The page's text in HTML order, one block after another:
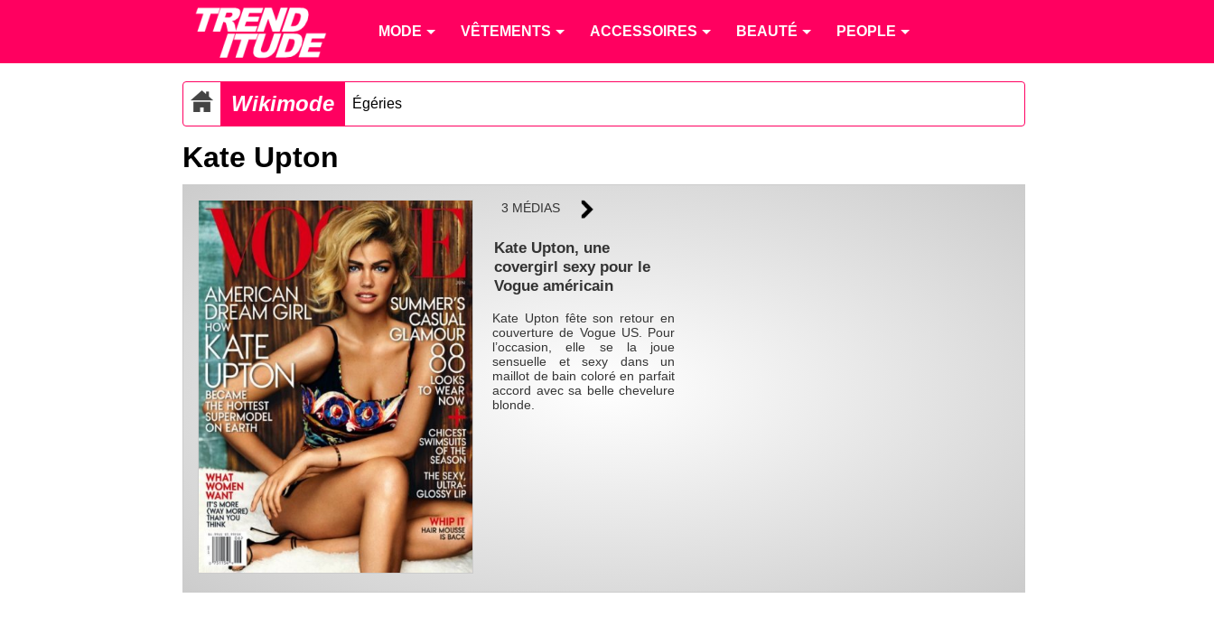
MODE VÊTEMENTS ACCESSOIRES BEAUTÉ PEOPLE
Wikimode Égéries
Kate Upton
3 MÉDIAS
Kate Upton, une
covergirl sexy pour le
Vogue américain
Kate Upton fête son retour en
couverture de Vogue US. Pour
l’occasion, elle se la joue
sensuelle et sexy dans un
maillot de bain coloré en parfait
accord avec sa belle chevelure
blonde.